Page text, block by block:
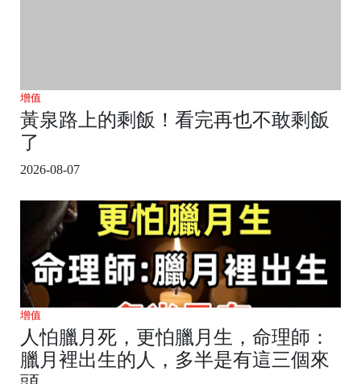
增值
黃泉路上的剩飯！看完再也不敢剩飯
了
2026-08-07
增值
人怕臘月死，更怕臘月生，命理師：
臘月裡出生的人，多半是有這三個來